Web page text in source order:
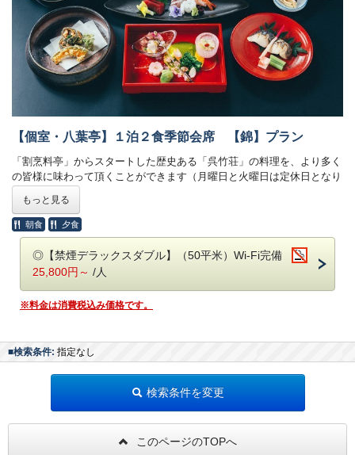
◎重要1◎【夕食開始時間】
17：30 18：00 18：30 からお選びいただき備考欄へご入力をお願
いいたします。
◎重要2◎
個室が満席の場合、レストランでのご案内（個室ではございません）と
なります。
◎重要3◎
食物アレルギーをお持ちのお客様は、予約時備考欄へご入力頂くかホテ
ルまでご連絡ください。
間際になりますと対応できない場合がございます。
【ホテルのご案内】
◎無料朝食バイキング付き《6：30～9：00》
◎駐車場無料（トラックなどの大型車両に関しては予めご連絡くださ
※曜日・時間帯によっては混み合いますのでご了承ください。
◎全室50インチスマートテレビ導入！
◎JR浜松駅からタクシーで約5分！（徒歩では約15分）
※アルコールは《18：00～20：00》お1人様1杯まで
◎領収・明細書には部屋番号と支払項目が記載されます。
【個室・八葉亭】１泊２食季節会席 【錦】プラン
「割烹料亭」からスタートした歴史ある「呉竹荘」の料理を、より多く
の皆様に味わって頂くことができます（月曜日と火曜日は定休日となり
呉竹荘本館4階の【八葉亭】にて個室でお食事ができます。
※飲み物代は別途料金が発生いたします。当日スタッフにお問い合わせ
くださいませ。
【お品書き例】※メニューは季節や仕入れ状況により変わります。
前菜：季節の前菜
吸い物：季節の物
温物：季節の煮物盛合せ
強肴：季節の魚料理
進め肴：本日の料理長お勧め肉料理
もっと見る
朝食 夕食
◎【禁煙デラックスダブル】（50平米）Wi-Fi完備
25,800円～ /人
※料金は消費税込み価格です。
■検索条件: 指定なし
検索条件を変更
このページのTOPへ